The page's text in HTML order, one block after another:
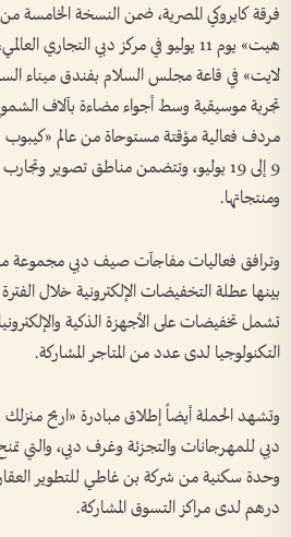
فرقة كايروكي المصرية، ضمن النسخة
هيت» يوم 11 يوليو في مركز دبي
لايت» في قاعة مجلس السلام بفندق ميناء
تجربة موسيقية وسط أجواء مضاءة بآلاف
مردف فعالية مؤقتة مستوحاة من عالم «كيبوب
9 إلى 19 يوليو، وتتضمن مناطق تصوير
ومنتجاتها.
وترافق فعاليات مفاجآت صيف دبي مجموعة
تشمل تخفيضات على الأجهزة الذكية
التكنولوجيا لدى عدد من المتاجر المشاركة.
وتشهد الحملة أيضاً إطلاق مبادرة «اربح
درهم لدى مراكز التسوق المشاركة.